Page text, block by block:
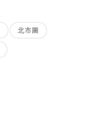
北市圖